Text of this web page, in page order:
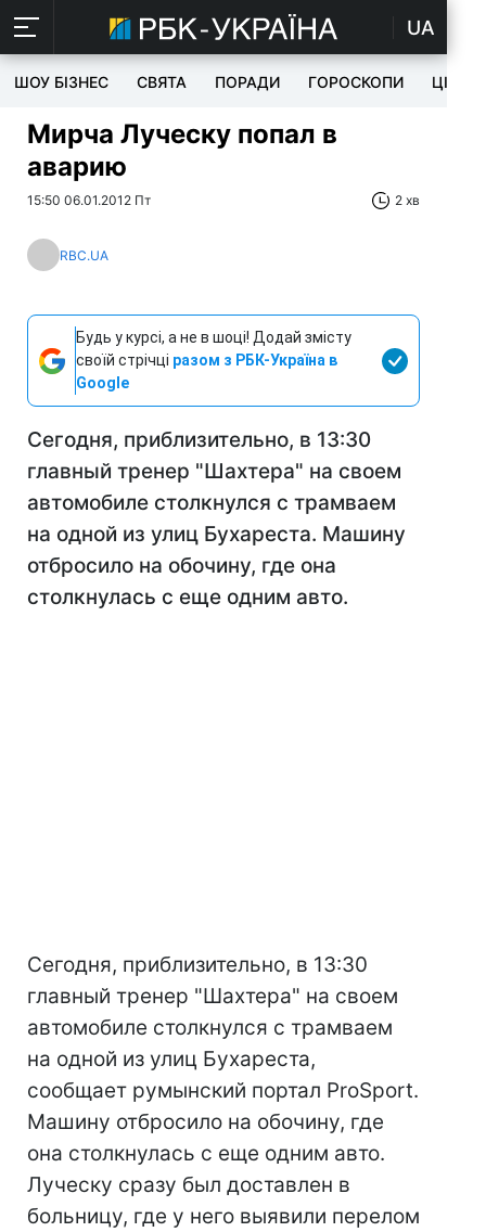
UA
ШОУ БІЗНЕС СВЯТА ПОРАДИ ГОРОСКОПИ ЦІКАВЕ
Мирча Луческу попал в
аварию
15:50 06.01.2012 Пт 2 хв
RBC.UA
Будь у курсі, а не в шоці! Додай змісту
своїй стрічці разом з РБК-Україна в
Google
Сегодня, приблизительно, в 13:30
главный тренер "Шахтера" на своем
автомобиле столкнулся с трамваем
на одной из улиц Бухареста. Машину
отбросило на обочину, где она
столкнулась с еще одним авто.
Сегодня, приблизительно, в 13:30
главный тренер "Шахтера" на своем
автомобиле столкнулся с трамваем
на одной из улиц Бухареста,
сообщает румынский портал ProSport.
Машину отбросило на обочину, где
она столкнулась с еще одним авто.
Луческу сразу был доставлен в
больницу, где у него выявили перелом